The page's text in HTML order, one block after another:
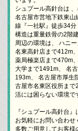
シュプール高針台は
名古屋市営地下鉄東山
線『一社駅』徒歩34分
構造は重量鉄骨の2階
周辺の環境は、 ハニ
名東高針店まで412m
薬局極楽店まで470m
大学まで1491m、 名
193m、 名古屋市厚生
古屋市名東区役所ま
活には困らない環境で
『シュプール高針台
お気軽にお問い合わ
多数ご用意してお客様